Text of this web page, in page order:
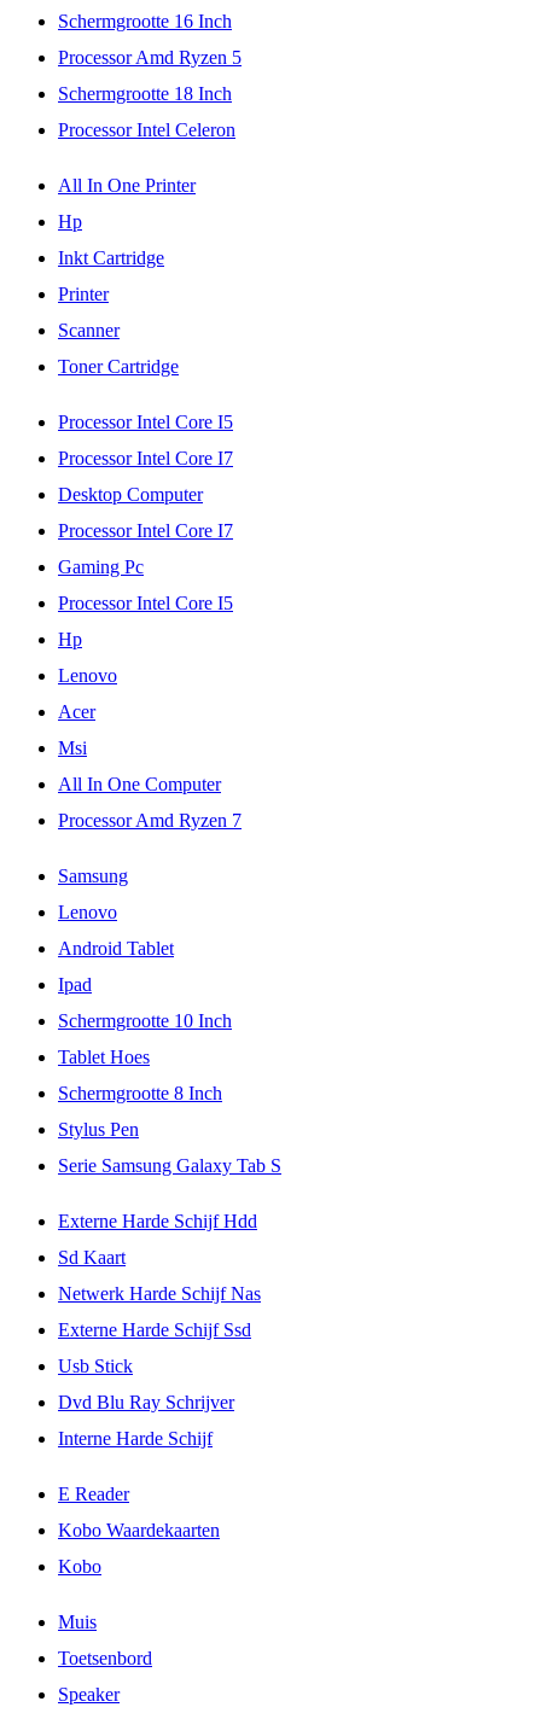
Schermgrootte 16 Inch
Processor Amd Ryzen 5
Schermgrootte 18 Inch
Processor Intel Celeron
All In One Printer
Hp
Inkt Cartridge
Printer
Scanner
Toner Cartridge
Processor Intel Core I5
Processor Intel Core I7
Desktop Computer
Processor Intel Core I7
Gaming Pc
Processor Intel Core I5
Hp
Lenovo
Acer
Msi
All In One Computer
Processor Amd Ryzen 7
Samsung
Lenovo
Android Tablet
Ipad
Schermgrootte 10 Inch
Tablet Hoes
Schermgrootte 8 Inch
Stylus Pen
Serie Samsung Galaxy Tab S
Externe Harde Schijf Hdd
Sd Kaart
Netwerk Harde Schijf Nas
Externe Harde Schijf Ssd
Usb Stick
Dvd Blu Ray Schrijver
Interne Harde Schijf
E Reader
Kobo Waardekaarten
Kobo
Muis
Toetsenbord
Speaker